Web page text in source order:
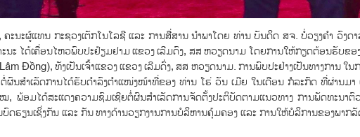
ະນະຜູ້ແທນ ກະຊວງເຕັກໂນໂລຊີ ແລະ ການສື່ສານ ນໍາພາໂດຍ ທ່ານ ບັນດິດ ສຈ. ບໍ່ວຽງຄຳ ວົງດ
ນະ ໄດ້ເຄື່ອນໄຫວພົບປະຢ້ຽມຢາມ ແຂວງ ເລີມດົງ, ສສ ຫວຽດນາມ ໂດຍການໃຫ້ກຽດຕ້ອນຮັບຂ
Đồng), ທັງເປັນເຈົ້າແຂວງ ແຂວງ ເລີມດົ່ງ, ສສ ຫວຽດນາມ. ການພົບປະຢ່າງເປັນທາງການ
ຕໍ່ຜົນສຳເລັດການໄດ້ຮັບດຳລົງຕຳແໜ່ງໜ້າທີ່ຂອງ ທ່ານ ໂຮ່ ວັນ ເມີຍ ໃນເດືອນ ກໍລະກົດ ທີ່ຜ່ານມ
ພ້ອມໄດ້ສະແດງຄວາມຊົມເຊີຍຕໍ່ຜົນສຳເລັດການຈັດຕັ້ງປະຕິບັດຕາມແນວທາງ ການພັດທະນາຕົ
ຮຽນເຊິ່ງກັນ ແລະ ກັນ ທາງດ້ານວຽກງານການບໍລິຫານຄຸ້ມຄອງ ແລະ ການໃຫ້ບໍລິການຂອງພາກ